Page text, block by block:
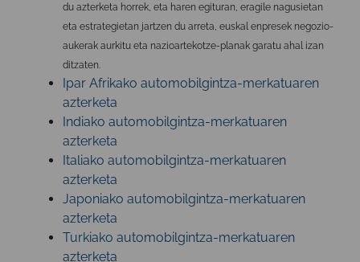
du azterketa horrek, eta haren egituran, eragile nagusietan
eta estrategietan jartzen du arreta, euskal enpresek negozio-
aukerak aurkitu eta nazioartekotze-planak garatu ahal izan
ditzaten.
Ipar Afrikako automobilgintza-merkatuaren
azterketa
Indiako automobilgintza-merkatuaren
azterketa
Italiako automobilgintza-merkatuaren
azterketa
Japoniako automobilgintza-merkatuaren
azterketa
Turkiako automobilgintza-merkatuaren
azterketa